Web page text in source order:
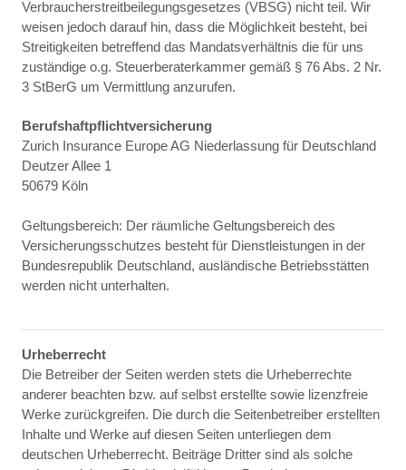
Verbraucherstreitbeilegungsgesetzes (VBSG) nicht teil. Wir
weisen jedoch darauf hin, dass die Möglichkeit besteht, bei
Streitigkeiten betreffend das Mandatsverhältnis die für uns
zuständige o.g. Steuerberaterkammer gemäß § 76 Abs. 2 Nr.
3 StBerG um Vermittlung anzurufen.
Berufshaftpflichtversicherung
Zurich Insurance Europe AG Niederlassung für Deutschland
Deutzer Allee 1
50679 Köln
Geltungsbereich: Der räumliche Geltungsbereich des
Versicherungsschutzes besteht für Dienstleistungen in der
Bundesrepublik Deutschland, ausländische Betriebsstätten
werden nicht unterhalten.
Urheberrecht
Die Betreiber der Seiten werden stets die Urheberrechte
anderer beachten bzw. auf selbst erstellte sowie lizenzfreie
Werke zurückgreifen. Die durch die Seitenbetreiber erstellten
Inhalte und Werke auf diesen Seiten unterliegen dem
deutschen Urheberrecht. Beiträge Dritter sind als solche